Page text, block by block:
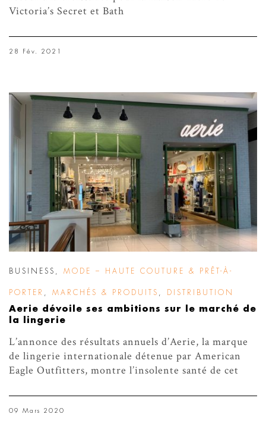
Victoria’s Secret et Bath
28 Fév. 2021
BUSINESS MODE – HAUTE COUTURE & PRÊT-À-
PORTER MARCHÉS & PRODUITS DISTRIBUTION
Aerie dévoile ses ambitions sur le marché de
la lingerie
L’annonce des résultats annuels d’Aerie, la marque
de lingerie internationale détenue par American
Eagle Outfitters, montre l’insolente santé de cet
09 Mars 2020